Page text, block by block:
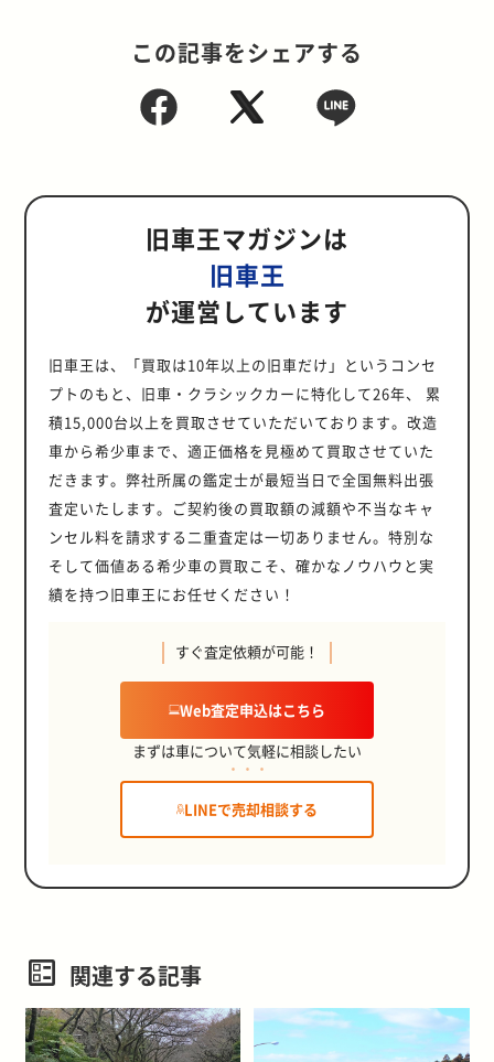
この記事をシェアする
旧車王マガジンは
旧車王
が運営しています
旧車王は、「買取は10年以上の旧車だけ」というコンセ
プトのもと、旧車・クラシックカーに特化して26年、 累
積15,000台以上を買取させていただいております。改造
車から希少車まで、適正価格を見極めて買取させていた
だきます。弊社所属の鑑定士が最短当日で全国無料出張
査定いたします。ご契約後の買取額の減額や不当なキャ
ンセル料を請求する二重査定は一切ありません。特別な
そして価値ある希少車の買取こそ、確かなノウハウと実
績を持つ旧車王にお任せください！
すぐ査定依頼が可能！
Web査定申込はこちら
まずは車について気軽に相談したい
LINEで売却相談する
関連する記事